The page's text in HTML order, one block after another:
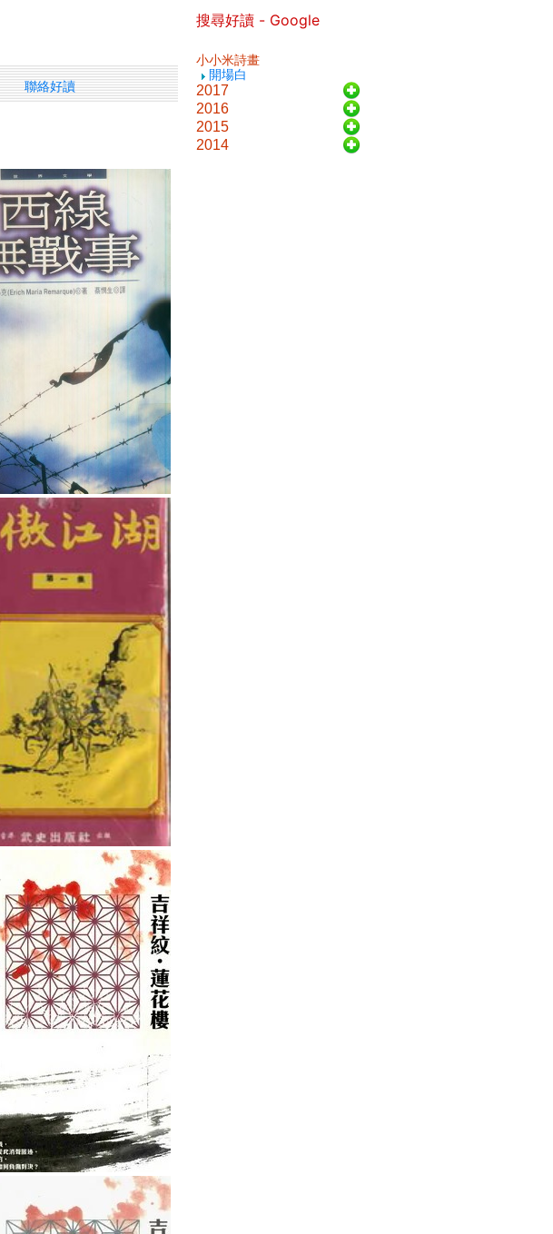
聯絡好讀
搜尋好讀 - Google
小小米詩畫
開場白
2017
2016
2015
2014